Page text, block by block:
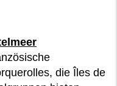
die Îles de